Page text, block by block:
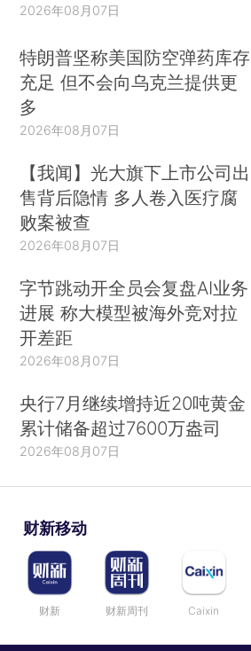
2026年08月07日
特朗普坚称美国防空弹药库存
充足 但不会向乌克兰提供更
多
2026年08月07日
【我闻】光大旗下上市公司出
售背后隐情 多人卷入医疗腐
败案被查
2026年08月07日
字节跳动开全员会复盘AI业务
进展 称大模型被海外竞对拉
开差距
2026年08月07日
央行7月继续增持近20吨黄金
累计储备超过7600万盎司
2026年08月07日
财新移动
财新 财新周刊 Caixin